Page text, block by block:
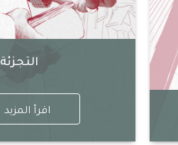
التجزئة
اقرأ المزيد